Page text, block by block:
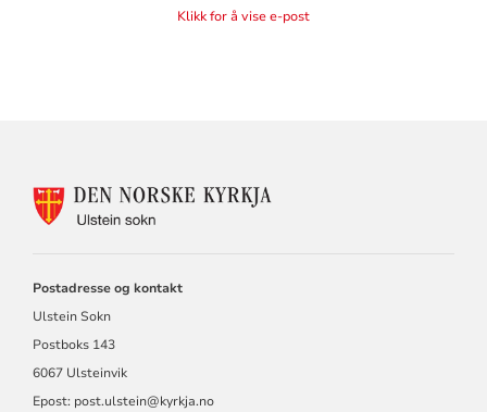
Klikk for å vise e-post
KONTAKTINFORMASJON
Postadresse og kontakt
Ulstein Sokn
Postboks 143
6067 Ulsteinvik
Epost: post.ulstein@kyrkja.no